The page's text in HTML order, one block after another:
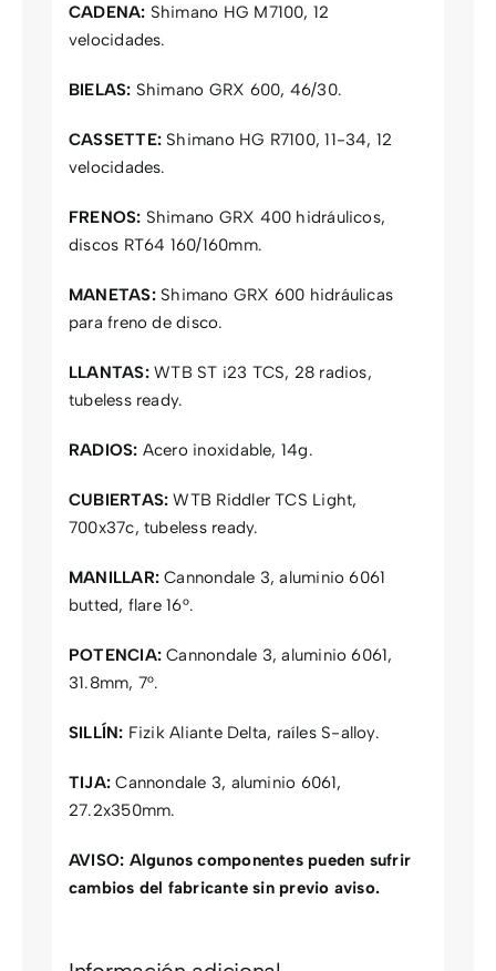
CADENA: Shimano HG M7100, 12
velocidades.
BIELAS: Shimano GRX 600, 46/30.
CASSETTE: Shimano HG R7100, 11-34, 12
velocidades.
FRENOS: Shimano GRX 400 hidráulicos,
discos RT64 160/160mm.
MANETAS:Shimano GRX 600 hidráulicas
para freno de disco.
LLANTAS:WTB ST i23 TCS, 28 radios,
tubeless ready.
RADIOS: Acero inoxidable, 14g.
CUBIERTAS: WTB Riddler TCS Light,
700x37c, tubeless ready.
MANILLAR: Cannondale 3, aluminio 6061
butted, flare 16°.
POTENCIA: Cannondale 3, aluminio 6061,
31.8mm, 7°.
SILLÍN: Fizik Aliante Delta, raíles S-alloy.
TIJA: Cannondale 3, aluminio 6061,
27.2x350mm.
AVISO: Algunos componentes pueden sufrir
cambios del fabricante sin previo aviso.